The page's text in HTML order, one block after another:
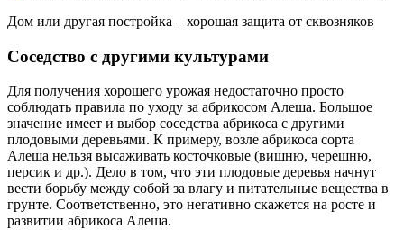
Дом или другая постройка – хорошая защита от сквозняков
Соседство с другими культурами
Для получения хорошего урожая недостаточно просто
соблюдать правила по уходу за абрикосом Алеша. Большое
значение имеет и выбор соседства абрикоса с другими
плодовыми деревьями. К примеру, возле абрикоса сорта
Алеша нельзя высаживать косточковые (вишню, черешню,
персик и др.). Дело в том, что эти плодовые деревья начнут
вести борьбу между собой за влагу и питательные вещества в
грунте. Соответственно, это негативно скажется на росте и
развитии абрикоса Алеша.